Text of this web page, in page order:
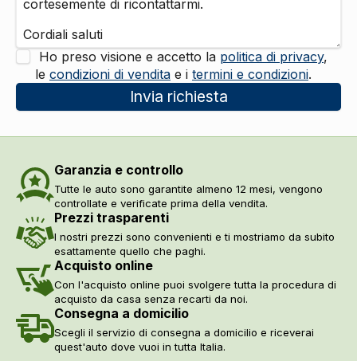
Ho preso visione e accetto la politica di privacy,
le condizioni di vendita e i termini e condizioni.
Invia richiesta
Garanzia e controllo
Tutte le auto sono garantite almeno 12 mesi, vengono
controllate e verificate prima della vendita.
Prezzi trasparenti
I nostri prezzi sono convenienti e ti mostriamo da subito
esattamente quello che paghi.
Acquisto online
Con l'acquisto online puoi svolgere tutta la procedura di
acquisto da casa senza recarti da noi.
Consegna a domicilio
Scegli il servizio di consegna a domicilio e riceverai
quest'auto dove vuoi in tutta Italia.